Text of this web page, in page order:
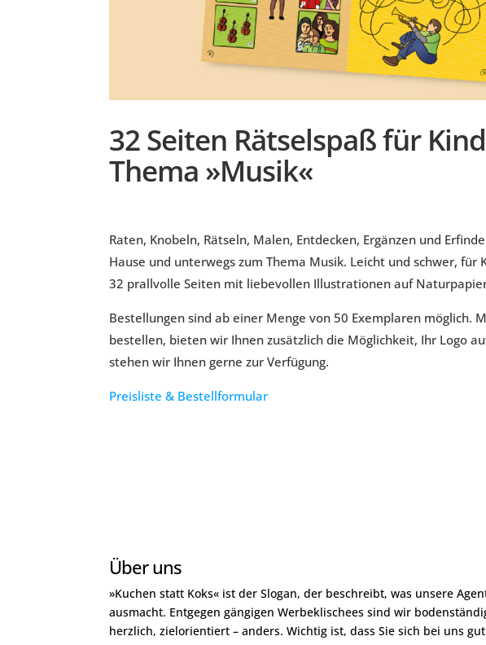
32 Seiten Rätselspaß für
Thema »Musik«
Raten, Knobeln, Rätseln, Malen, Entdecken, Ergänzen und
Hause und unterwegs zum Thema Musik. Leicht und schwer,
32 prallvolle Seiten mit liebevollen Illustrationen auf
Bestellungen sind ab einer Menge von 50 Exemplaren möglich.
bestellen, bieten wir Ihnen zusätzlich die Möglichkeit, Ihr Logo
stehen wir Ihnen gerne zur Verfügung.
Preisliste & Bestellformular
Über uns
»Kuchen statt Koks« ist der Slogan, der beschreibt, was unsere
ausmacht. Entgegen gängigen Werbeklischees sind wir
herzlich, zielorientiert – anders. Wichtig ist, dass Sie sich bei uns gut